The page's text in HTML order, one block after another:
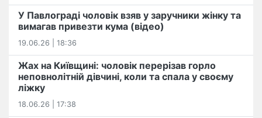
У Павлограді чоловік взяв у заручники жінку та
вимагав привезти кума (відео)
19.06.26 | 18:36
Жах на Київщині: чоловік перерізав горло
неповнолітній дівчині, коли та спала у своєму
ліжку
18.06.26 | 17:38